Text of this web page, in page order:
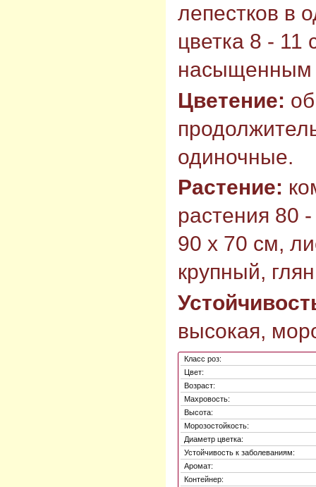
лепестков в
цветка 8 - 11
насыщенным
Цветение:
одиночные.
Растение:
растения 80
90 х 70 см,
крупный,
высокая,
Класс роз:
Цвет:
Возраст:
Махровость:
Высота:
Морозостойкость:
Диаметр цветка:
Устойчивость к заболеваниям:
Аромат:
Контейнер: